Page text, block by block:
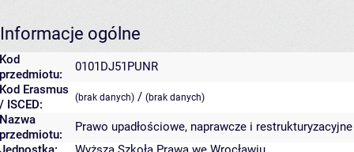
Informacje ogólne
Kod
przedmiotu:
0101DJ51PUNR
Kod Erasmus
/ ISCED:
(brak danych) / (brak danych)
Nazwa
przedmiotu:
Prawo upadłościowe, naprawcze i restrukturyzacyjne